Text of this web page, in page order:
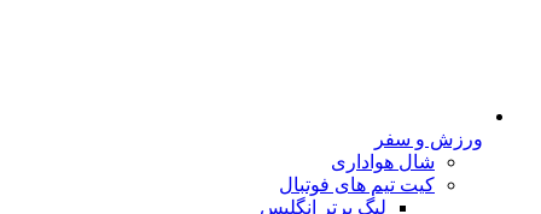
ورزش و سفر
شال هواداری
کیت تیم های فوتبال
لیگ برتر انگلیس